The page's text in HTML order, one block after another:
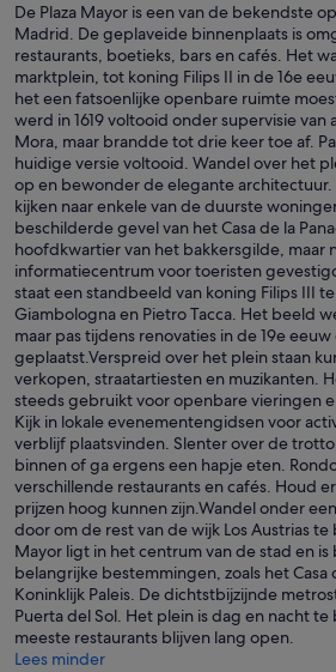
De Plaza Mayor is een van de bekendste
Madrid. De geplaveide binnenplaats is
restaurants, boetieks, bars en cafés. Het
marktplein, tot koning Filips II in de 16e
het een fatsoenlijke openbare ruimte
werd in 1619 voltooid onder supervisie van
Mora, maar brandde tot drie keer toe af.
huidige versie voltooid. Wandel over het
op en bewonder de elegante
kijken naar enkele van de duurste
beschilderde gevel van het Casa de la
hoofdkwartier van het bakkersgilde, maar
informatiecentrum voor toeristen
staat een standbeeld van koning Filips III
Giambologna en Pietro Tacca. Het beeld
maar pas tijdens renovaties in de 19e
geplaatst.Verspreid over het plein staan
verkopen, straatartiesten en muzikanten.
steeds gebruikt voor openbare vieringen
Kijk in lokale evenementengidsen voor
verblijf plaatsvinden. Slenter over de
binnen of ga ergens een hapje eten.
verschillende restaurants en cafés. Houd
prijzen hoog kunnen zijn.Wandel onder
door om de rest van de wijk Los Austrias
Mayor ligt in het centrum van de stad en
belangrijke bestemmingen, zoals het
Koninklijk Paleis. De dichtstbijzijnde
Puerta del Sol. Het plein is dag en nacht
meeste restaurants blijven lang open.
Lees minder